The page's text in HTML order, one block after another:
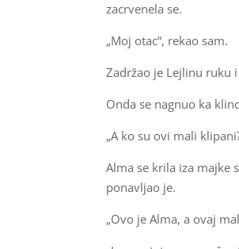
zacrvenela se.
„Moj otac“, rekao sam.
Zadržao je Lejlinu ruku
Onda se nagnuo ka
„A ko su ovi mali
Alma se krila iza majke
ponavljao je.
„Ovo je Alma, a ovaj